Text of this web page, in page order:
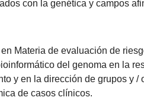
con la genética y campos
Materia de evaluación de
del genoma en la
y en la dirección de grupos y
de casos clínicos.